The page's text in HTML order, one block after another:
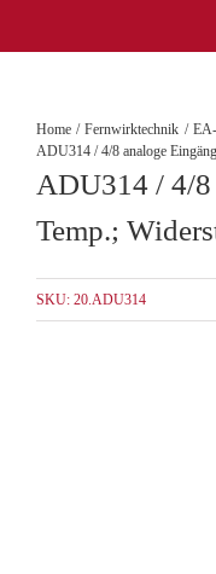
Inhalt
Home Fernwirktechnik
ADU314 / 4/8 analoge
ADU314 / 4/8
Temp.;
SKU: 20.ADU314